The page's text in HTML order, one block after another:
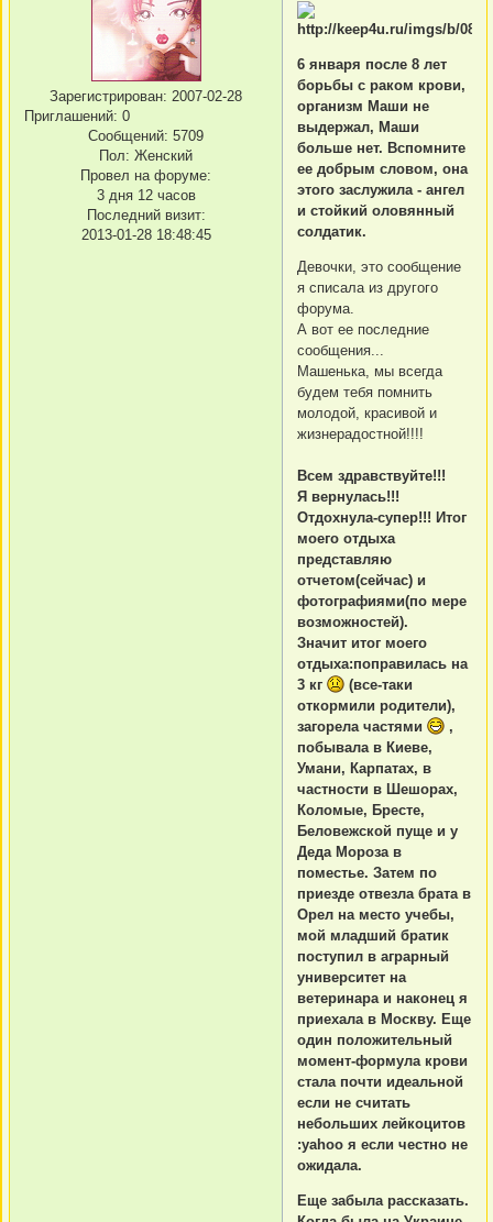
Зарегистрирован: 2007-02-28
Приглашений: 0
Сообщений: 5709
Пол: Женский
Провел на форуме:
3 дня 12 часов
Последний визит:
2013-01-28 18:48:45
6 января после 8 лет
борьбы с раком крови,
организм Маши не
выдержал, Маши
больше нет. Вспомните
ее добрым словом, она
этого заслужила - ангел
и стойкий оловянный
солдатик.
Девочки, это сообщение
я списала из другого
форума.
А вот ее последние
сообщения...
Машенька, мы всегда
будем тебя помнить
молодой, красивой и
жизнерадостной!!!!
Всем здравствуйте!!!
Я вернулась!!!
Отдохнула-супер!!! Итог
моего отдыха
представляю
отчетом(сейчас) и
фотографиями(по мере
возможностей).
Значит итог моего
отдыха:поправилась на
3 кг
(все-таки
откормили родители),
загорела частями
,
побывала в Киеве,
Умани, Карпатах, в
частности в Шешорах,
Коломые, Бресте,
Беловежской пуще и у
Деда Мороза в
поместье. Затем по
приезде отвезла брата в
Орел на место учебы,
мой младший братик
поступил в аграрный
университет на
ветеринара и наконец я
приехала в Москву. Еще
один положительный
момент-формула крови
стала почти идеальной
если не считать
небольших лейкоцитов
:yahoo я если честно не
ожидала.
Еще забыла рассказать.